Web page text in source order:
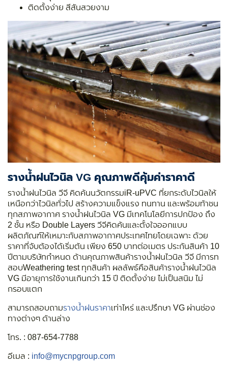
ติดตั้งง่าย สีสันสวยงาม
รางน้ำฝนไวนิล VG คุณภาพดีคุ้มค่าราคาดี
รางน้ำฝนไวนิล วีจี คิดค้นนวัตกรรมiR-uPVC ที่ยกระดับไวนิลให้
เหนือกว่าไวนิลทั่วไป สร้างความแข็งแรง ทนทาน และพร้อมท้าชน
ทุกสภาพอากาศ รางน้ำฝนไวนิล VG มีเทคโนโลยีการปกป้อง ถึง
2 ชั้น หรือ Double Layers วีจีคิดค้นและตั้งใจออกแบบ
ผลิตภัณฑ์ให้เหมาะกับสภาพอากาศประเทศไทยโดยเฉพาะ ด้วย
ราคาที่จับต้องได้เริ่มต้น เพียง 650 บาทต่อเมตร ประกันสินค้า 10
ปีตามบริษัทกำหนด ด้านคุณภาพสินค้ารางน้ำฝนไวนิล วีจี มีการท
สอบWeathering test ทุกสินค้า ผลลัพธ์คือสินค้ารางน้ำฝนไวนิล
VG มีอายุการใช้งานเกินกว่า 15 ปี ติดตั้งง่าย ไม่เป็นสนิม ไม่
กรอบแตก
สามารถสอบถามรางน้ำฝนราคาเท่าไหร่ และปรึกษา VG ผ่านช่อง
ทางต่างๆ ด้านล่าง
โทร. : 087-654-7788
อีเมล : info@mycnpgroup.com